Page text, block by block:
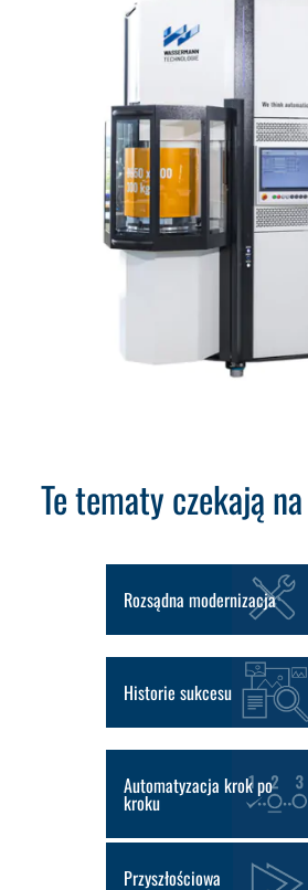
Te tematy czekają
Rozsądna modernizacja
Historie sukcesu
Automatyzacja krok po
kroku
Przyszłościowa